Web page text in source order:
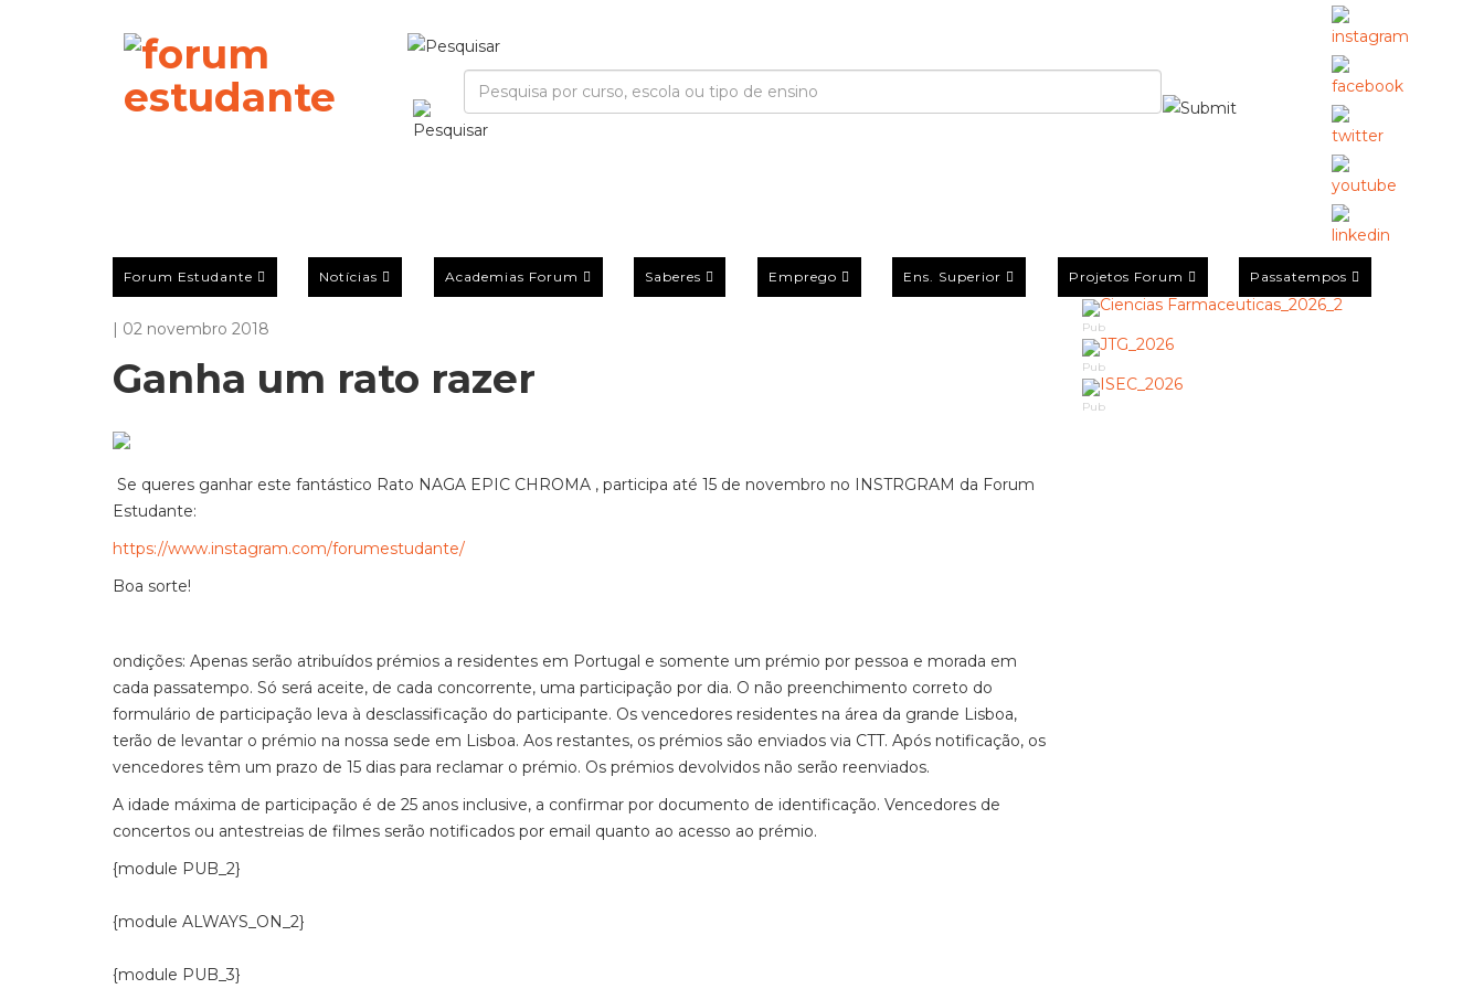
Forum Estudante Notícias Academias Forum Saberes Emprego Ens. Superior Projetos Forum Passatempos
| 02 novembro 2018
Ganha um rato razer
Se queres ganhar este fantástico Rato NAGA EPIC CHROMA , participa até 15 de novembro no INSTRGRAM da Forum
Estudante:
https://www.instagram.com/forumestudante/
Boa sorte!
ondições: Apenas serão atribuídos prémios a residentes em Portugal e somente um prémio por pessoa e morada em
cada passatempo. Só será aceite, de cada concorrente, uma participação por dia. O não preenchimento correto do
formulário de participação leva à desclassificação do participante. Os vencedores residentes na área da grande Lisboa,
terão de levantar o prémio na nossa sede em Lisboa. Aos restantes, os prémios são enviados via CTT. Após notificação, os
vencedores têm um prazo de 15 dias para reclamar o prémio. Os prémios devolvidos não serão reenviados.
A idade máxima de participação é de 25 anos inclusive, a confirmar por documento de identificação. Vencedores de
concertos ou antestreias de filmes serão notificados por email quanto ao acesso ao prémio.
{module PUB_2}
{module ALWAYS_ON_2}
{module PUB_3}
Pub
Pub
Pub